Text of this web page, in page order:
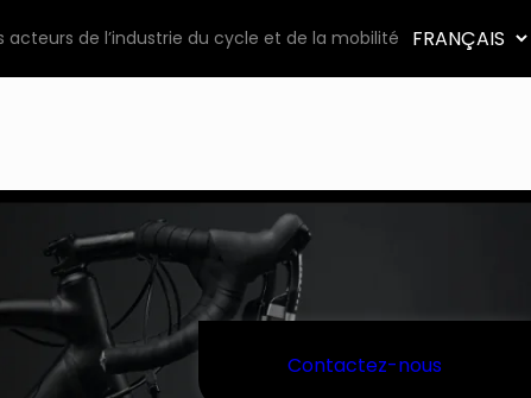
acteurs de l’industrie du cycle et de la mobilité
une
langue
Contactez-nous